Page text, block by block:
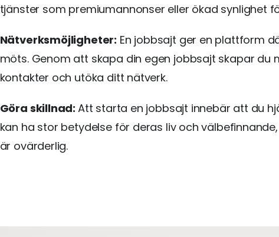
tjänster som premiumannonser eller ökad synlighet
Nätverksmöjligheter: En jobbsajt ger en plattform
möts. Genom att skapa din egen jobbsajt skapar du
kontakter och utöka ditt nätverk.
Göra skillnad: Att starta en jobbsajt innebär att du
kan ha stor betydelse för deras liv och
är ovärderlig.